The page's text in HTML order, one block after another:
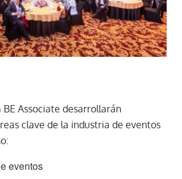
Associate desarrollarán
clave de la industria de eventos
eventos